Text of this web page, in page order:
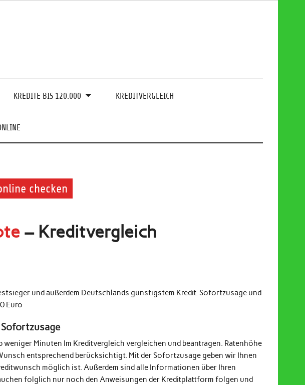
KREDITE BIS 120.000 KREDITVERGLEICH
checken
– Kreditvergleich
und außerdem Deutschlands günstigstem Kredit. Sofortzusage und
Euro
Minuten Im Kreditvergleich vergleichen und beantragen. Ratenhöhe
entsprechend berücksichtigt. Mit der Sofortzusage geben wir Ihnen
möglich ist. Außerdem sind alle Informationen über Ihren
folglich nur noch den Anweisungen der Kreditplattform folgen und